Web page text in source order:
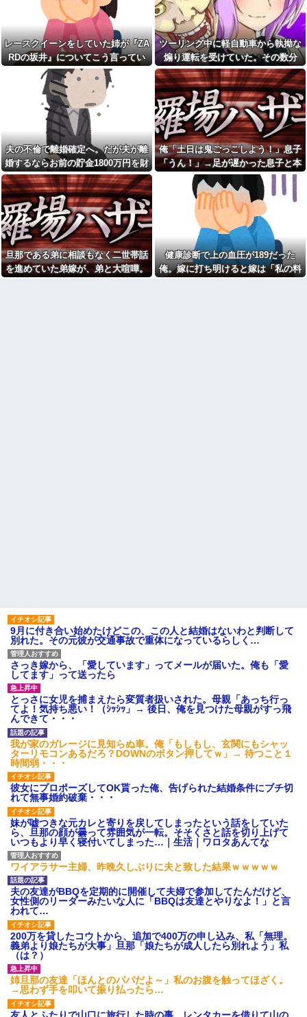
長男嫁が「お姉ちゃん助け
て」と電話してきた。バカトメ
が、雪の中うちの息子に会いに
来ようとしたらしく...
息子に『葵』と名付けたら、
初対面では必ず女の子だと思わ
れる。同じ名前でも避けられな
かった勘違いとは…
【衝撃】クロちゃん、とち狂
ったツイートをする←コレ言う
ほどおかしいか？？？？？？
【衝撃】広末涼子さんが地上
波にスピード復帰できる理由←
コレ、誰にも分からない模様w w
w w w w w w
【悲報】ゲーム配信者さん、
家賃8万円の部屋で深夜配信→管
理会社から厳重注意されてお気
持ち表明ｗｗｗ
【悲報】熊本避難所の皆様
「パンばっかり。飽き飽きして
る」
【画像】ワイの会社の女さ
ん、『コレ』を強調し過ぎて完
全にあたしこ枠を狙ってるんだ
がw w w w w w w w w w w w
果・・・
私「初めて飲む味だけどなん
のお茶？」彼「ちっ！」私「」
【GIF】JSのカンチョーワロ
タ
後続車にクラクションを鳴ら
され彼氏が逆切れ。「何クラク
ション鳴らしてんだ！降りてこ
いよ！」と怒鳴りだし...
【衝撃】報酬100万円超の治験
募集がこちらｗｗｗｗｗ(※画像
あり)
【ネット騒然】惨殺されたタ
ワマン頂き女子のこの動画、す
げえええええｗｗｗｗｗｗｗｗ
ｗｗｗ
【愕然】白のクラウン俺氏、
高速道路左車線を制限速度で走
った結果wwwwwwwwwwww
百年の恋12-899 食べた量を
張り合ってくる
【悲報】佐藤輝明・・・２軍
でも盛大にやらかす←あまり悲
しませないでくれ
Ａちゃんママは遊園地や水族
館が大嫌い。夏休みのお出かけ
先はおばあちゃんちだけ。私の
母「可哀想。孫ちゃんと一緒に
ＴＤＬに連れて行ってあげた
い」→Ａママに烈火の如くキレ
られた
【朗報】鈴木奈々、今が最も
巨乳とのこと(画像あり)
【悲報】 飛行機のパイロッ
トさん、「駅弁」を食べている
ことがバレる……
3人姉妹で育ってきて、彼氏か
ら子供まで何となく格付けし合
って競い合って生きてきた私。
私(女同士ってそんなもんだ)とこ
ろが、義妹が全く今までのパタ
ーンと違う子で…
こども園から孫が怪我した迎
えにと連絡あり。石をどかして
ミミズ集め足の上に石を落とし
俺「土日は鬼ごっこしよ
う！」息子「うん！」→足が遅
かった息子と本気で遊び続けた
10年後…
レースクイーンをしていた姉が『ZA
RDの坂井』についてこう言ってい
た
ツーリング中に軽自動車から執拗な
煽り運転を受けていた。その数分
後、思わぬ結末を目撃することにな
り…
夫の不倫で離婚確定へ。だが夫が離
婚するならお前の貯金1800万円を財
産分与しろ」と言い出した
俺「土日は鬼ごっこしよう！」息子
「うん！」→足が遅かった息子と本
気で遊び続けた10年後…
旦那である弟に相談もなく二世帯話
を進めていた弟嫁が、弟と大喧嘩。
健康診断で上の血圧が189だった
俺。嫁に打ち明けると嫁は「私の料
9月に付き合い始めたけどこの、この人と結婚はないわと判断して
別れた。その元彼が交通事故で重体になっているらしく…
さっき嫁から、「愛しています」ってメールが届いた。俺も「愛
してます」って送ったら
とっさに女児を捕まえたら変質者扱いされた。母親「あっち行っ
てよ！気持ち悪い！（ｼｯｼｯ」→ 後日、俺を見つけた母親がすっ飛
んできて・・・
我が家のガレージに見知らぬ車。俺「もしもし、玄関にもシャッ
ターリモコンあるだろ？DOWNのボタン押してｗ」→ 待つこと１
時間弱・・・
彼女にプロポーズしてOK貰った俺、告げられた結婚条件にブチ切
れて無事婚約破棄・・・
妹が嘘つきな元カレと寄りを戻してしまったという話をしていた
ら、旦那の顔が曇って雰囲気が一転。そそくさと話を切り上げて
いつもより早く寝付いてしまった…｜生活｜ワロタあんてな
ワイアラサー主婦、昨晩久しぶりに夫と致した結果ｗｗｗｗｗ
夫の友達がBBQを定期的に開催して夫婦で参加してたんだけど、
女性側のリーダーみたいな人に「BBQは友達とやりなよ！」と言
われて…
200万を貸したコウトから、追加で400万の申し込み、私「無理。
義弟より娘たちが大事」旦那「娘たちが成人したら別れよう」私
（は？）
姉旦那の友達「ほんとのパパだよ～」私のお腹を触ってほざく。
→思わず手を叩いて振り払ったら…
友人とふたりで山口に旅行した時の事。レンタカーを借りて山の